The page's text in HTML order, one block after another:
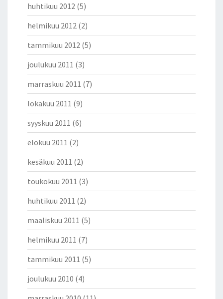
huhtikuu 2012 (5)
helmikuu 2012 (2)
tammikuu 2012 (5)
joulukuu 2011 (3)
marraskuu 2011 (7)
lokakuu 2011 (9)
syyskuu 2011 (6)
elokuu 2011 (2)
kesäkuu 2011 (2)
toukokuu 2011 (3)
huhtikuu 2011 (2)
maaliskuu 2011 (5)
helmikuu 2011 (7)
tammikuu 2011 (5)
joulukuu 2010 (4)